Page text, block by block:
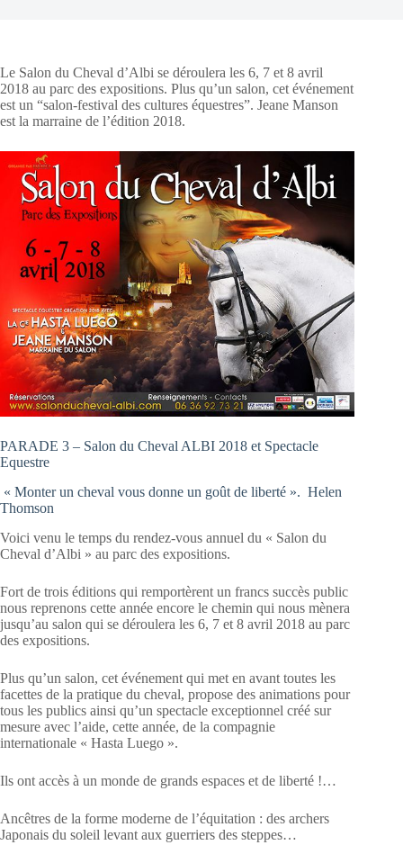
Le Salon du Cheval d’Albi se déroulera les 6, 7 et 8 avril
2018 au parc des expositions. Plus qu’un salon, cet événement
est un “salon-festival des cultures équestres”. Jeane Manson
est la marraine de l’édition 2018.
PARADE 3 – Salon du Cheval ALBI 2018 et Spectacle
Equestre
« Monter un cheval vous donne un goût de liberté ». Helen
Thomson
Voici venu le temps du rendez-vous annuel du « Salon du
Cheval d’Albi » au parc des expositions.
Fort de trois éditions qui remportèrent un francs succès public
nous reprenons cette année encore le chemin qui nous mènera
jusqu’au salon qui se déroulera les 6, 7 et 8 avril 2018 au parc
des expositions.
Plus qu’un salon, cet événement qui met en avant toutes les
facettes de la pratique du cheval, propose des animations pour
tous les publics ainsi qu’un spectacle exceptionnel créé sur
mesure avec l’aide, cette année, de la compagnie
internationale « Hasta Luego ».
Ils ont accès à un monde de grands espaces et de liberté !…
Ancêtres de la forme moderne de l’équitation : des archers
Japonais du soleil levant aux guerriers des steppes…